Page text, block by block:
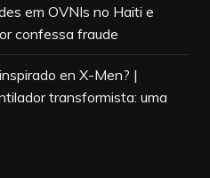
em OVNIs no Haiti e
confessa fraude
en X-Men? |
transformista: uma